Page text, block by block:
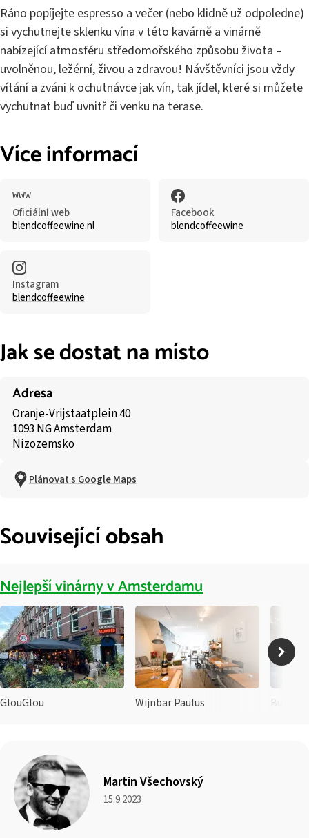
Ráno popíjejte espresso a večer (nebo klidně už odpoledne)
si vychutnejte sklenku vína v této kavárně a vinárně
nabízející atmosféru středomořského způsobu života –
uvolněnou, ležérní, živou a zdravou! Návštěvníci jsou vždy
vítání a zváni k ochutnávce jak vín, tak jídel, které si můžete
vychutnat buď uvnitř či venku na terase.
Více informací
Oficiální web
blendcoffeewine.nl
Facebook
blendcoffeewine
Instagram
blendcoffeewine
Jak se dostat na místo
Adresa
Oranje-Vrijstaatplein 40
1093 NG Amsterdam
Nizozemsko
Plánovat s Google Maps
Související obsah
Nejlepší vinárny v Amsterdamu
GlouGlou Wijnbar Paulus
Martin Všechovský
15.9.2023